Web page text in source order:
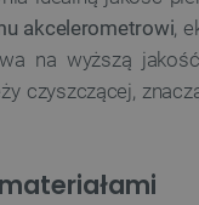
akcelerometrowi,
na wyższą
czyszczącej,
__cf_bm